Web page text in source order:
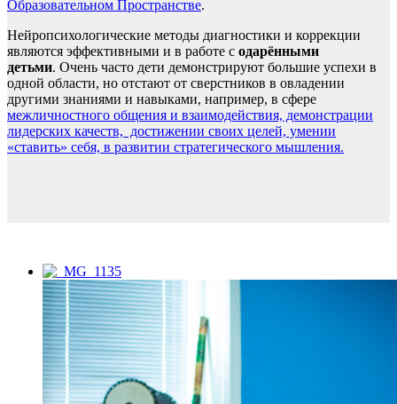
Образовательном Пространстве.
Нейропсихологические методы диагностики и коррекции
являются эффективными и в работе с одарёнными
детьми. Очень часто дети демонстрируют большие успехи в
одной области, но отстают от сверстников в овладении
другими знаниями и навыками, например, в сфере
межличностного общения и взаимодействия, демонстрации
лидерских качеств, достижении своих целей, умении
«ставить» себя, в развитии стратегического мышления.